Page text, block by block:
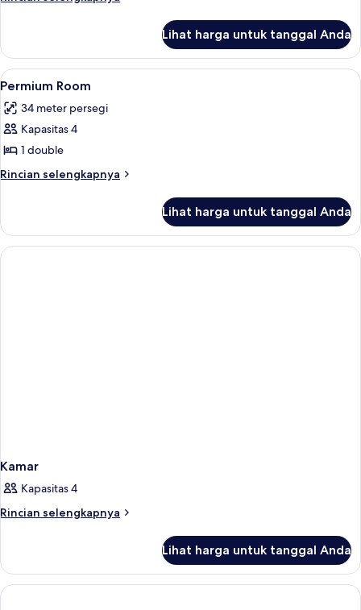
Kamar
Lihat harga untuk tanggal Anda
Lihat
semua
foto
untuk
Permium
Room
Minibar dan tempat tidur bayi (biaya
2
Permium Room
34 meter persegi
Kapasitas 4
1 double
Rincian selengkapnya
Rincian
Permium
Room
Lihat harga untuk tanggal Anda
Kamar
Kapasitas 4
Rincian selengkapnya
Rincian
Kamar
Lihat harga untuk tanggal Anda